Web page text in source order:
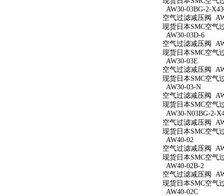
AW30-03BG-2-
空气过滤减压阀
现货日本SMC空气
AW30-03D-6
空气过滤减压阀
现货日本SMC空气
AW30-03E
空气过滤减压阀
现货日本SMC空气
AW30-03-N
空气过滤减压阀
现货日本SMC空气
AW30-N03BG-2-
空气过滤减压阀
现货日本SMC空气
AW40-02
空气过滤减压阀
现货日本SMC空气
AW40-02B-2
空气过滤减压阀
现货日本SMC空气
AW40-02C